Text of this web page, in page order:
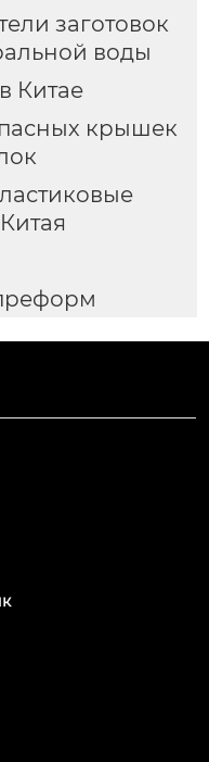
заготовок
воды
Китае
крышек